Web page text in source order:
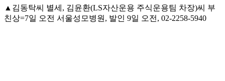
▲김동탁씨 별세, 김윤환(LS자산운용 주식운용팀 차장)씨 부
친상=7일 오전 서울성모병원, 발인 9일 오전, 02-2258-5940